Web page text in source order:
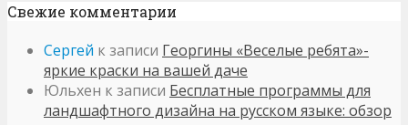
Свежие комментарии
Сергей к записи Георгины «Веселые ребята»-
яркие краски на вашей даче
Юльхен к записи Бесплатные программы для
ландшафтного дизайна на русском языке: обзор